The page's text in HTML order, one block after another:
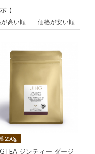
）
高い順 価格が安い順
250g
ジンティー ダージ